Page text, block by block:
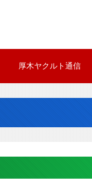
厚木ヤクルト通信